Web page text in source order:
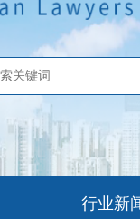
行业新